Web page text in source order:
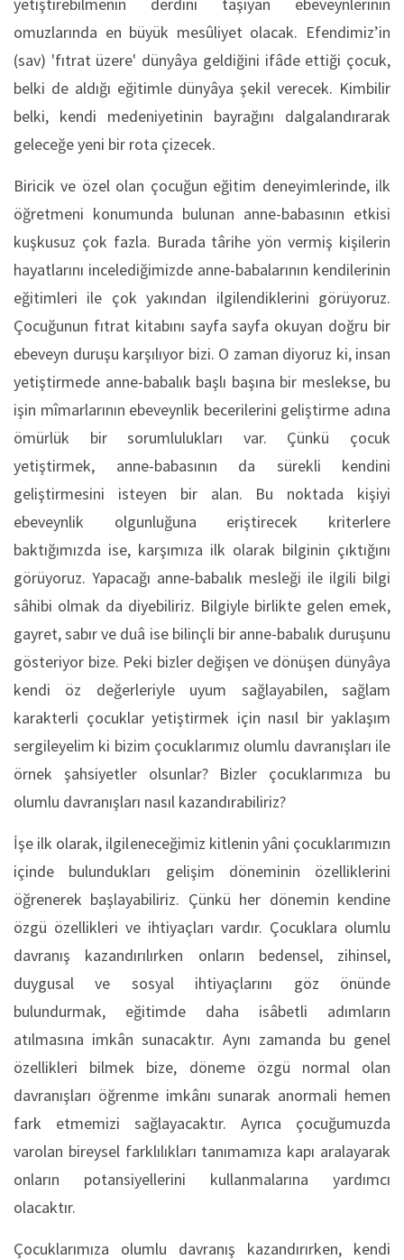
omuzlarında en büyük mesûliyet olacak. Efendimiz’in
(sav) 'fıtrat üzere' dünyâya geldiğini ifâde ettiği çocuk,
belki de aldığı eğitimle dünyâya şekil verecek. Kimbilir
belki, kendi medeniyetinin bayrağını dalgalandırarak
geleceğe yeni bir rota çizecek.
Biricik ve özel olan çocuğun eğitim deneyimlerinde, ilk
öğretmeni konumunda bulunan anne-babasının etkisi
kuşkusuz çok fazla. Burada târihe yön vermiş kişilerin
hayatlarını incelediğimizde anne-babalarının kendilerinin
eğitimleri ile çok yakından ilgilendiklerini görüyoruz.
Çocuğunun fıtrat kitabını sayfa sayfa okuyan doğru bir
ebeveyn duruşu karşılıyor bizi. O zaman diyoruz ki, insan
yetiştirmede anne-babalık başlı başına bir meslekse, bu
işin mîmarlarının ebeveynlik becerilerini geliştirme adına
ömürlük bir sorumlulukları var. Çünkü çocuk
yetiştirmek, anne-babasının da sürekli kendini
geliştirmesini isteyen bir alan. Bu noktada kişiyi
ebeveynlik olgunluğuna eriştirecek kriterlere
baktığımızda ise, karşımıza ilk olarak bilginin çıktığını
görüyoruz. Yapacağı anne-babalık mesleği ile ilgili bilgi
sâhibi olmak da diyebiliriz. Bilgiyle birlikte gelen emek,
gayret, sabır ve duâ ise bilinçli bir anne-babalık duruşunu
gösteriyor bize. Peki bizler değişen ve dönüşen dünyâya
kendi öz değerleriyle uyum sağlayabilen, sağlam
karakterli çocuklar yetiştirmek için nasıl bir yaklaşım
sergileyelim ki bizim çocuklarımız olumlu davranışları ile
örnek şahsiyetler olsunlar? Bizler çocuklarımıza bu
olumlu davranışları nasıl kazandırabiliriz?
İşe ilk olarak, ilgileneceğimiz kitlenin yâni çocuklarımızın
içinde bulundukları gelişim döneminin özelliklerini
öğrenerek başlayabiliriz. Çünkü her dönemin kendine
özgü özellikleri ve ihtiyaçları vardır. Çocuklara olumlu
davranış kazandırılırken onların bedensel, zihinsel,
duygusal ve sosyal ihtiyaçlarını göz önünde
bulundurmak, eğitimde daha isâbetli adımların
atılmasına imkân sunacaktır. Aynı zamanda bu genel
özellikleri bilmek bize, döneme özgü normal olan
davranışları öğrenme imkânı sunarak anormali hemen
fark etmemizi sağlayacaktır. Ayrıca çocuğumuzda
varolan bireysel farklılıkları tanımamıza kapı aralayarak
onların potansiyellerini kullanmalarına yardımcı
olacaktır.
Çocuklarımıza olumlu davranış kazandırırken, kendi